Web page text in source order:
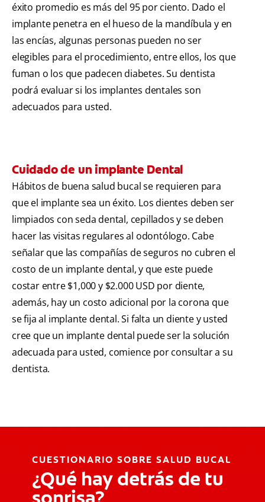
éxito promedio es más del 95 por ciento. Dado el
implante penetra en el hueso de la mandíbula y en
las encías, algunas personas pueden no ser
elegibles para el procedimiento, entre ellos, los que
fuman o los que padecen diabetes. Su dentista
podrá evaluar si los implantes dentales son
adecuados para usted.
Cuidado de un implante Dental
Hábitos de buena salud bucal se requieren para
que el implante sea un éxito. Los dientes deben ser
limpiados con seda dental, cepillados y se deben
hacer las visitas regulares al odontólogo. Cabe
señalar que las compañías de seguros no cubren el
costo de un implante dental, y que este puede
costar entre $1,000 y $2.000 USD por diente,
además, hay un costo adicional por la corona que
se fija al implante dental. Si falta un diente y usted
cree que un implante dental puede ser la solución
adecuada para usted, comience por consultar a su
dentista.
CUESTIONARIO SOBRE SALUD BUCAL
¿Qué hay detrás de tu